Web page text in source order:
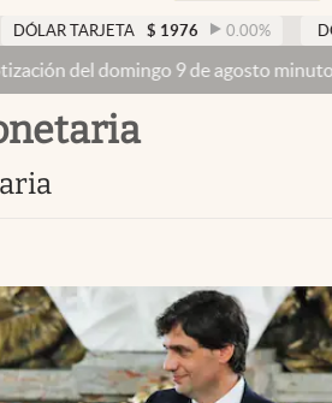
México
$ 1976 0.00 % DÓLAR MEP
9 de agosto minuto a minuto